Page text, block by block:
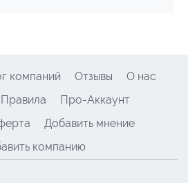
компаний Отзывы
О нас
Правила
Про-Аккаунт
Добавить мнение
компанию